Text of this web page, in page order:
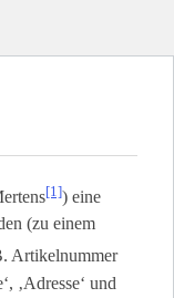
[1]) eine
(zu einem
Artikelnummer
‚Adresse‘ und